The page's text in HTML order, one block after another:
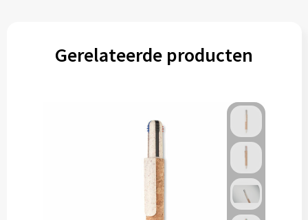
Gerelateerde producten